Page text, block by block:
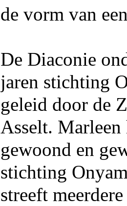
de vorm van
De Diaconie
jaren stichting
geleid door de
Asselt.
gewoond en
stichting
streeft